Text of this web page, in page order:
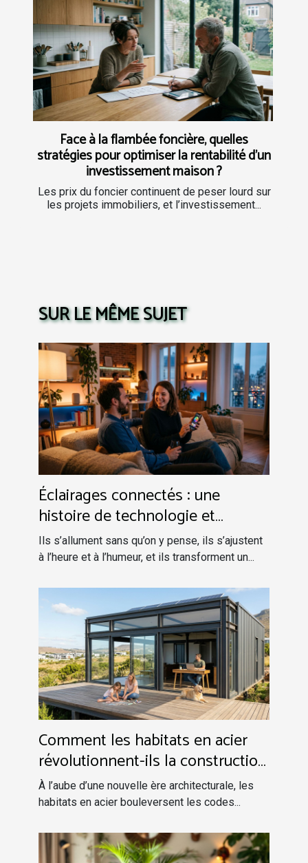
Face à la flambée foncière, quelles
stratégies pour optimiser la rentabilité d’un
investissement maison ?
Les prix du foncier continuent de peser lourd sur
les projets immobiliers, et l’investissement...
SUR LE MÊME SUJET
Éclairages connectés : une
histoire de technologie et
d’émotions
Ils s’allument sans qu’on y pense, ils s’ajustent
à l’heure et à l’humeur, et ils transforment un...
Comment les habitats en acier
révolutionnent-ils la construction
moderne ?
À l’aube d’une nouvelle ère architecturale, les
habitats en acier bouleversent les codes...